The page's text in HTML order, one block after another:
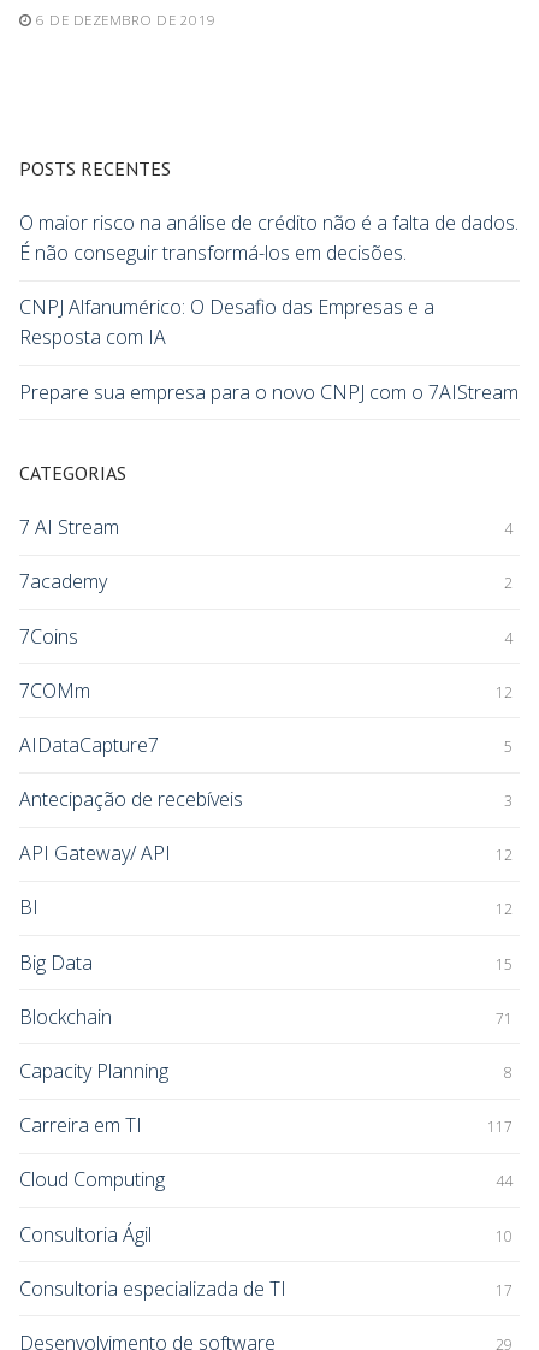
6 DE DEZEMBRO DE 2019
POSTS RECENTES
O maior risco na análise de crédito não é a falta de dados.
É não conseguir transformá-los em decisões.
CNPJ Alfanumérico: O Desafio das Empresas e a
Resposta com IA
Prepare sua empresa para o novo CNPJ com o 7AIStream
CATEGORIAS
7 AI Stream 4
7academy 2
7Coins 4
7COMm 12
AIDataCapture7 5
Antecipação de recebíveis 3
API Gateway/ API 12
BI 12
Big Data 15
Blockchain 71
Capacity Planning 8
Carreira em TI 117
Cloud Computing 44
Consultoria Ágil 10
Consultoria especializada de TI 17
Desenvolvimento de software 29